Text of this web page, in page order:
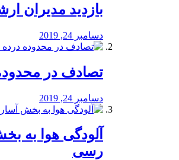
بازدید مدیران
دسامبر 24, 2019
تصادف در
دسامبر 24, 2019
آلودگی هوا به
رسی